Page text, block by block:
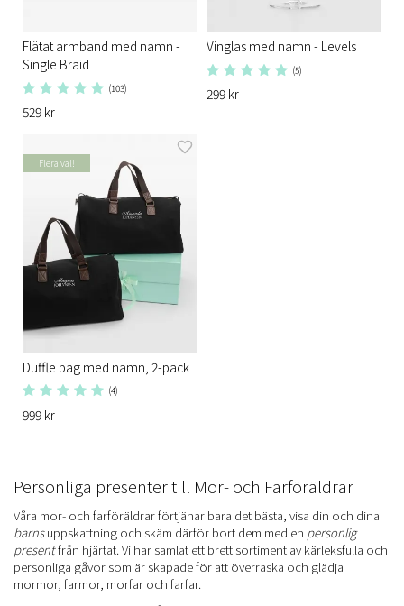
Flätat armband med namn -
Single Braid
(103)
529 kr
Vinglas med namn - Levels
(5)
299 kr
Flera val!
Duffle bag med namn, 2-pack
(4)
999 kr
Personliga presenter till Mor- och Farföräldrar
Våra mor- och farföräldrar förtjänar bara det bästa, visa din och dina
barnsuppskattning och skäm därför bort dem med en personlig
presentfrån hjärtat. Vi har samlat ett brett sortiment av kärleksfulla och
personliga gåvor som är skapade för att överraska och glädja
mormor, farmor, morfar och farfar.